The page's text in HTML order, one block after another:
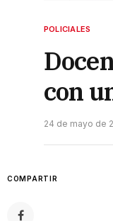
POLICIALES
con
24 de mayo de
COMPARTIR